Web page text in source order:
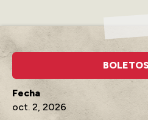
BOLETOS
oct. 2 , 2026